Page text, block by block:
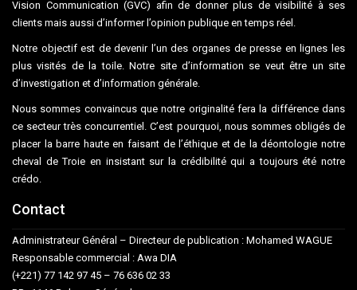
Vision Communication (GVC) afin de donner plus de visibilité à ses
clients mais aussi d’informer l’opinion publique en temps réel.
Notre objectif est de devenir l’un des organes de presse en lignes les
plus visités de la toile. Notre site d’information se veut être un site
d’investigation et d’information générale.
Nous sommes convaincus que notre originalité fera la différence dans
ce secteur très concurrentiel. C’est pourquoi, nous sommes obligés de
placer la barre haute en faisant de l’éthique et de la déontologie notre
cheval de Troie en insistant sur la crédibilité qui a toujours été notre
crédo.
Contact
Administrateur Général – Directeur de publication : Mohamed WAGUE
Responsable commercial : Awa DIA
(+221) 77 142 97 45 – 76 636 02 33